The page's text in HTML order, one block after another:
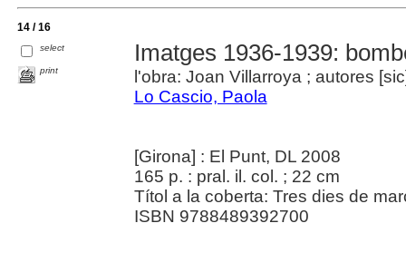
14 / 16
select
print
Imatges 1936-1939:
l'obra: Joan Villarroya ; autores
Lo Cascio, Paola
[Girona] : El Punt, DL 2008
165 p. : pral. il. col. ; 22 cm
Títol a la coberta: Tres dies de
ISBN 9788489392700